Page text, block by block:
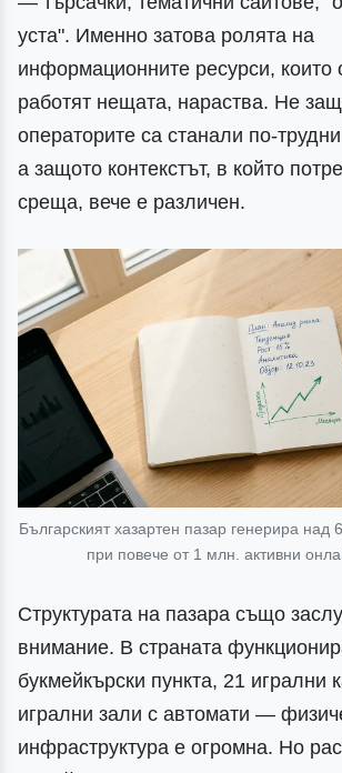
уста". Именно затова ролята на
информационните ресурси, които
работят нещата, нараства. Не
операторите са станали по-
а защото контекстът, в който
среща, вече е различен.
Българският хазартен пазар генерира над
при повече от 1 млн. активни
Структурата на пазара също
внимание. В страната
букмейкърски пункта, 21 игрални
игрални зали с автомати —
инфраструктура е огромна. Но